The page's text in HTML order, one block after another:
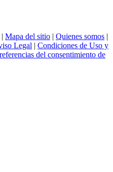
| Mapa del sitio | Quienes somos |
Legal | Condiciones de Uso y
del consentimiento de